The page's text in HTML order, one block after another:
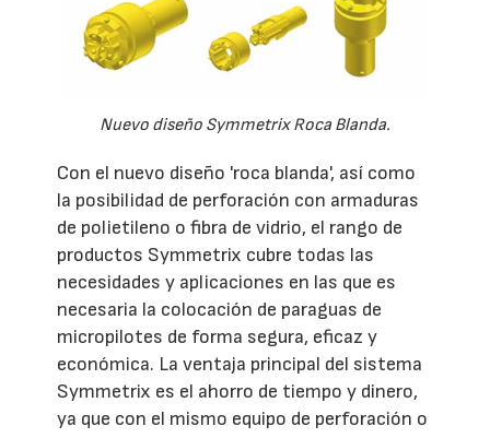
Nuevo diseño Symmetrix Roca Blanda.
Con el nuevo diseño 'roca blanda', así como
la posibilidad de perforación con armaduras
de polietileno o fibra de vidrio, el rango de
productos Symmetrix cubre todas las
necesidades y aplicaciones en las que es
necesaria la colocación de paraguas de
micropilotes de forma segura, eficaz y
económica. La ventaja principal del sistema
Symmetrix es el ahorro de tiempo y dinero,
ya que con el mismo equipo de perforación o